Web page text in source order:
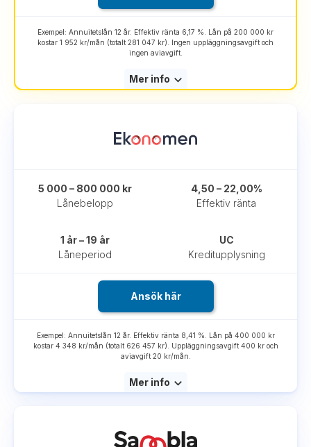
Exempel: Annuitetslån 12 år. Effektiv ränta 6,17 %. Lån på 200 000 kr
kostar 1 952 kr/mån (totalt 281 047 kr). Ingen uppläggningsavgift och
ingen aviavgift.
Mer info
Lånebelopp
5 000 – 800 000 kr
Effektiv ränta
4,50 – 22,00%
Låneperiod
1 år – 19 år
Kreditupplysning
UC
Ansök här
Exempel: Annuitetslån 12 år. Effektiv ränta 8,41 %. Lån på 400 000 kr
kostar 4 348 kr/mån (totalt 626 457 kr). Uppläggningsavgift 400 kr och
aviavgift 20 kr/mån.
Mer info